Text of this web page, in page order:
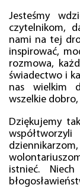
Jesteśmy
czytelnikom,
nami na tej
inspirować,
rozmowa,
świadectwo i
nas wielkim
wszelkie
Dziękujemy
istnieć.